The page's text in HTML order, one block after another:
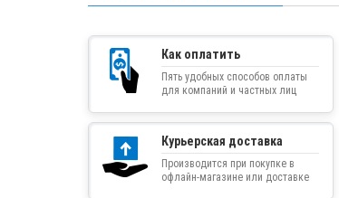
Как оплатить
Пять удобных способов оплаты
для компаний и частных лиц
Курьерская доставка
Производится при покупке в
офлайн-магазине или доставке